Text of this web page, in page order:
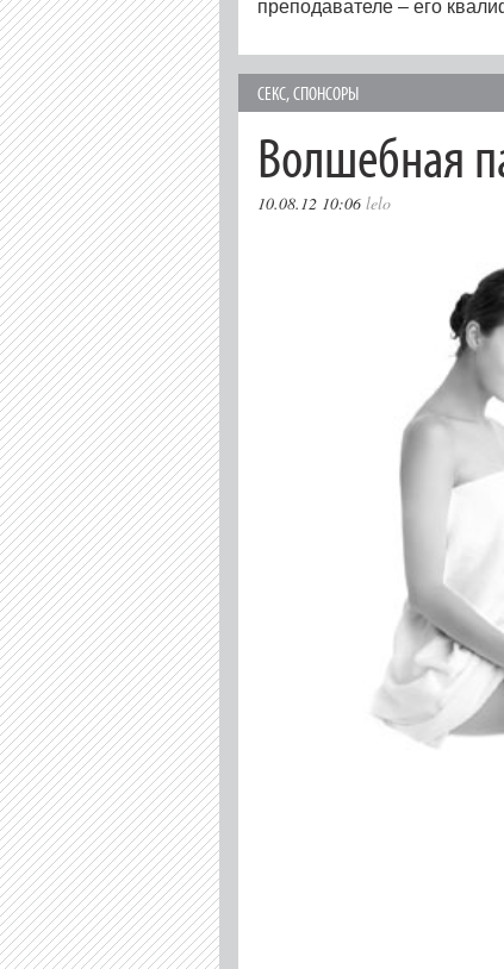
преподавателе – его
СЕКС,СПОНСОРЫ
Волшебная
10.08.12 10:06 lelo